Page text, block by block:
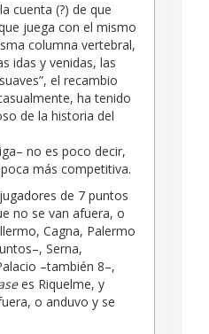
cuenta (?) de que
juega con el mismo
columna vertebral,
idas y venidas, las
el recambio
ha tenido
de la historia del
no es poco decir,
más competitiva.
de 7 puntos
no se van afuera, o
Cagna, Palermo
Serna,
–también 8–,
es Riquelme, y
o anduvo y se